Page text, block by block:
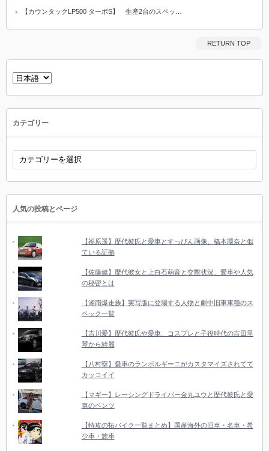
【カウンタックLP500 ターボS】 生産2台のスペッ…
RETURN TOP
言
語
カテゴリー
カ
ゴ
リ
人気の投稿とページ
【福原遥】歴代彼氏と愛車とすっぴん画像、橋本環奈と似
ている証拠
【佐藤健】歴代彼女と上白石萌音と交際状況、愛車や人気
の秘密とは
【湘南爆走族】実写版に登場する人物と劇中旧車車種のス
ペック一覧
【吉川愛】歴代彼氏や愛車、コスプレと子役時代の吉田里
琴から綺麗
【八村塁】愛車のランボルギーニがカスタマイズされてて
カッコイイ
【マギー】レーシングドライバー金丸ユウと歴代彼氏と愛
車のベンツ
【特攻の拓バイク一覧まとめ】国産海外の旧車・名車・希
少車・族車